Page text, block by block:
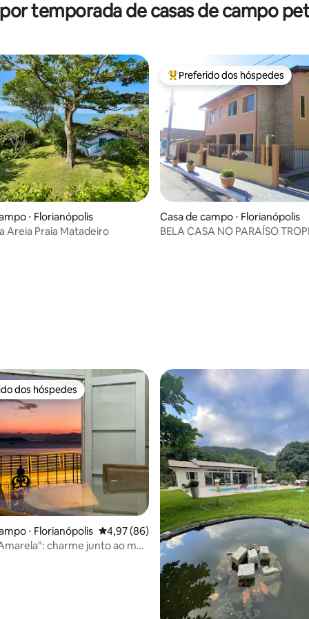
temporada de casas de campo
de 5, 10 avaliações
⋅ Florianópolis
Areia Praia Matadeiro
Entre os melhores preferidos
Preferido dos hóspedes
Casa de campo ⋅ Florianópolis
BELA CASA NO PARAÍSO
preferidos dos hóspedes
dos hóspedes
⋅ Florianópolis 4,97 de uma avaliação média de 5, 86
4,97 (86)
charme junto ao mar